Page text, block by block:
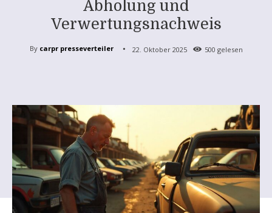
Abholung und
Verwertungsnachweis
By carpr presseverteiler 22. Oktober 2025 500 gelesen